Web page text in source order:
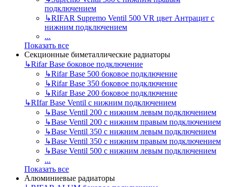
подключением
↳RIFAR Supremo Ventil 500 VR цвет Антрацит с
нижним подключением
...
Показать все
Секционные биметаллические радиаторы
↳Rifar Base боковое подключение
↳Rifar Base 500 боковое подключение
↳Rifar Base 350 боковое подключение
↳Rifar Base 200 боковое подключение
↳RIfar Base Ventil с нижним подключением
↳Base Ventil 200 с нижним левым подключением
↳Base Ventil 200 с нижним правым подключением
↳Base Ventil 350 с нижним левым подключением
↳Base Ventil 350 с нижним правым подключением
↳Base Ventil 500 с нижним левым подключением
...
Показать все
Алюминиевые радиаторы